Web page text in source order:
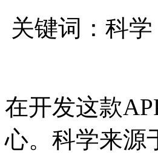
关键词：科
在开发这款
心。科学来源